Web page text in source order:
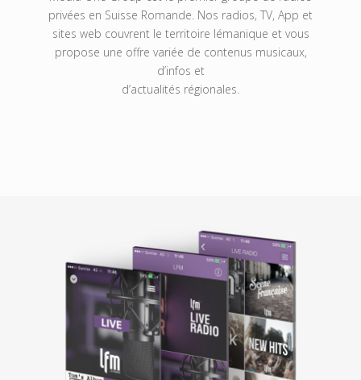
privées en Suisse Romande. Nos radios, TV, App et
sites web couvrent le territoire lémanique et vous
propose une offre variée de contenus musicaux,
d’infos et
d’actualités régionales.